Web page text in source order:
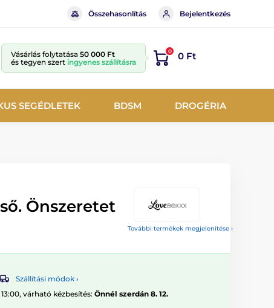
Összehasonlítás Bejelentkezés
Vásárlás folytatása 50 000 Ft
és tegyen szert ingyenes szállításra
0 0 Ft
SEGÉDLETEK BDSM DROGÉRIA
További termékek megjelenítése ›
Önszeretet
Szállítási módok ›
várható kézbesítés: Önnél szerdán 8. 12.